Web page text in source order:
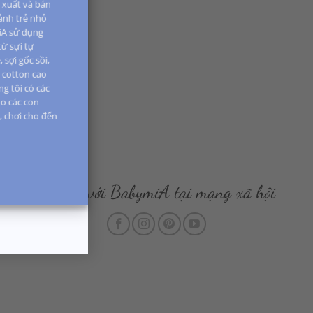
và bán
trẻ nhỏ
sử dụng
sựi tự
gốc sồi,
cotton cao
tôi có các
các con
chơi cho đến
Kết nối với BabymiA tại mạng xã hội